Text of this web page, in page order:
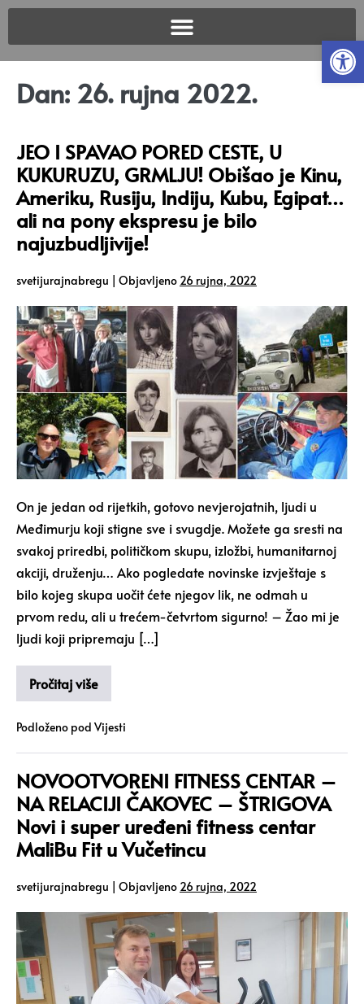
Dan: 26. rujna 2022.
JEO I SPAVAO PORED CESTE, U
KUKURUZU, GRMLJU! Obišao je Kinu,
Ameriku, Rusiju, Indiju, Kubu, Egipat…
ali na pony ekspresu je bilo
najuzbudljivije!
svetijurajnabregu | Objavljeno 26 rujna, 2022
On je jedan od rijetkih, gotovo nevjerojatnih, ljudi u
Međimurju koji stigne sve i svugdje. Možete ga sresti na
svakoj priredbi, političkom skupu, izložbi, humanitarnoj
akciji, druženju… Ako pogledate novinske izvještaje s
bilo kojeg skupa uočit ćete njegov lik, ne odmah u
prvom redu, ali u trećem-četvrtom sigurno! – Žao mi je
ljudi koji pripremaju […]
Pročitaj više
Podloženo pod Vijesti
NOVOOTVORENI FITNESS CENTAR –
NA RELACIJI ČAKOVEC – ŠTRIGOVA
Novi i super uređeni fitness centar
MaliBu Fit u Vučetincu
svetijurajnabregu | Objavljeno 26 rujna, 2022